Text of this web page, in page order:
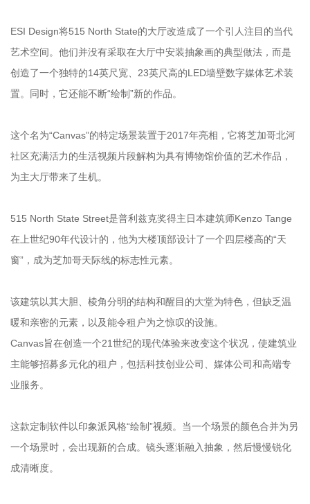
ESI Design将515 North State的大厅改造成了一个引人注目的当代
艺术空间。他们并没有采取在大厅中安装抽象画的典型做法，而是
创造了一个独特的14英尺宽、23英尺高的LED墙壁数字媒体艺术装
置。同时，它还能不断“绘制”新的作品。
这个名为“Canvas”的特定场景装置于2017年亮相，它将芝加哥北河
社区充满活力的生活视频片段解构为具有博物馆价值的艺术作品，
为主大厅带来了生机。
515 North State Street是普利兹克奖得主日本建筑师Kenzo Tange
在上世纪90年代设计的，他为大楼顶部设计了一个四层楼高的“天
窗”，成为芝加哥天际线的标志性元素。
该建筑以其大胆、棱角分明的结构和醒目的大堂为特色，但缺乏温
暖和亲密的元素，以及能令租户为之惊叹的设施。
Canvas旨在创造一个21世纪的现代体验来改变这个状况，使建筑业
主能够招募多元化的租户，包括科技创业公司、媒体公司和高端专
业服务。
这款定制软件以印象派风格“绘制”视频。当一个场景的颜色合并为另
一个场景时，会出现新的合成。镜头逐渐融入抽象，然后慢慢锐化
成清晰度。